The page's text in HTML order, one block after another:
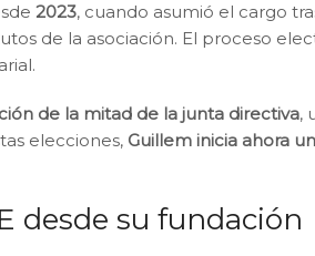
2023, cuando asumió el cargo
de la asociación. El proceso
de la mitad de la junta directiva,
elecciones, Guillem inicia ahora
desde su fundación